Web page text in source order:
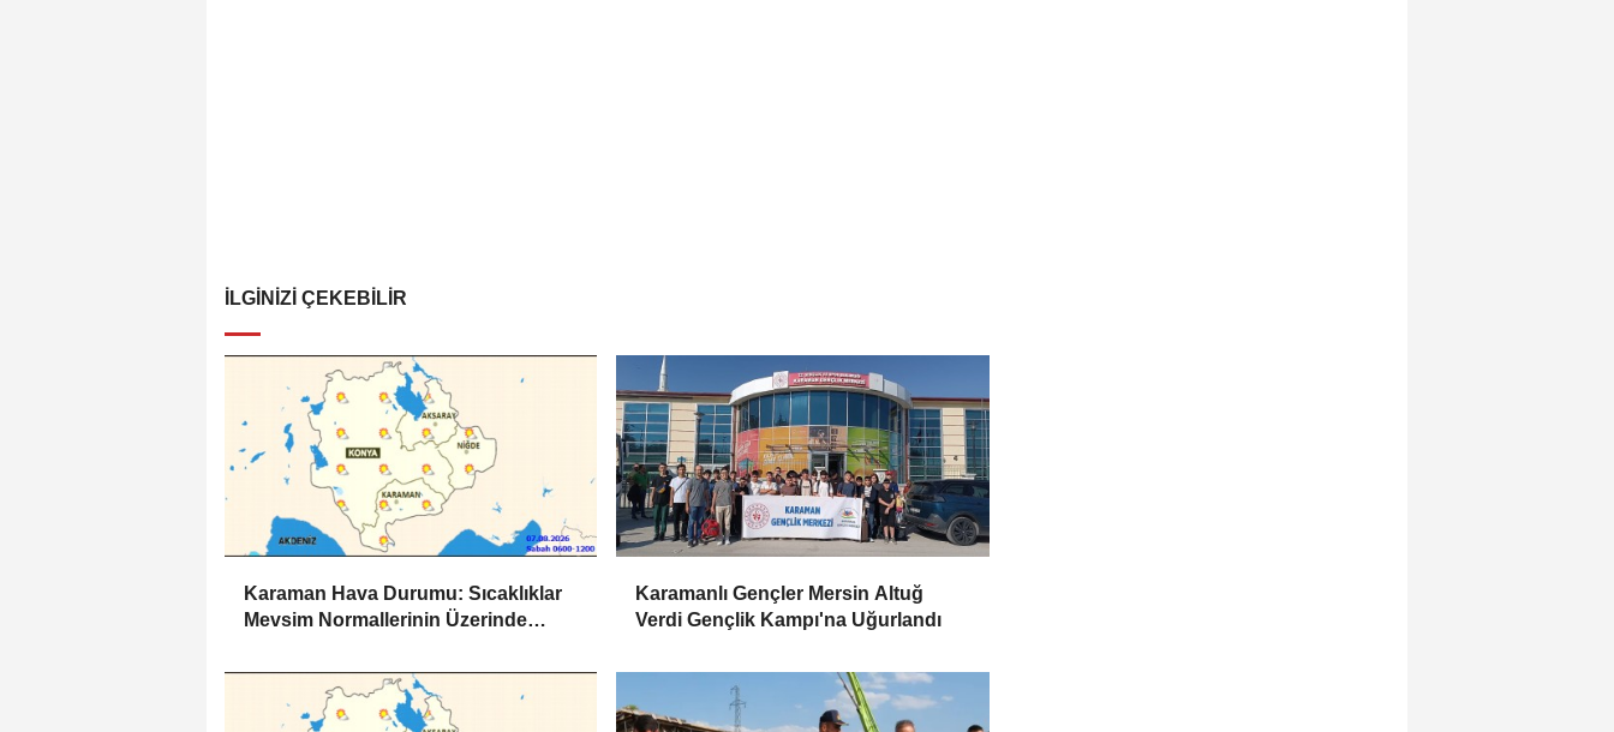
İLGINIZI ÇEKEBILIR
Karaman Hava Durumu: Sıcaklıklar
Mevsim Normallerinin Üzerinde
Karamanlı Gençler Mersin Altuğ
Verdi Gençlik Kampı'na Uğurlandı